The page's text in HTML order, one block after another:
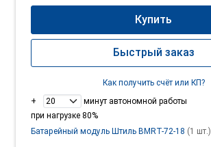
Купить
Быстрый заказ
Как получить счёт или КП?
+
минут автономной работы
при нагрузке 80%
Батарейный модуль Штиль BMRT-72-18 (1 шт.)